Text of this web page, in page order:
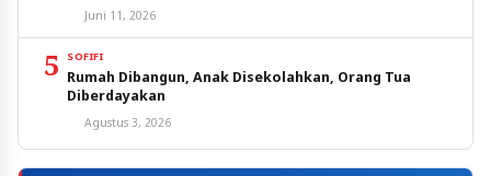
Juni 11, 2026
5 SOFIFI
Rumah Dibangun, Anak Disekolahkan, Orang Tua
Diberdayakan
Agustus 3, 2026